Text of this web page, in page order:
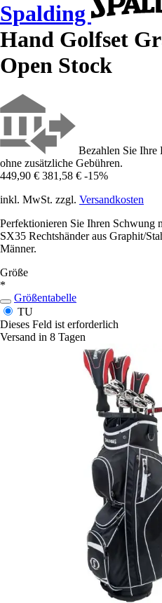
Spalding
Hand Golfset
Open Stock
Bezahlen Sie Ihre
ohne zusätzliche Gebühren.
449,90 € 381,58 € -15%
inkl. MwSt. zzgl. Versandkosten
Perfektionieren Sie Ihren Schwung
SX35 Rechtshänder aus Graphit/
Männer.
Größe
*
Größentabelle
TU
Dieses Feld ist erforderlich
Versand in 8 Tagen